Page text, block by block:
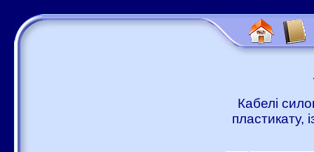
Кабелі
пластикату,